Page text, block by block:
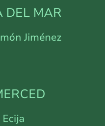
DEL MAR
Jiménez